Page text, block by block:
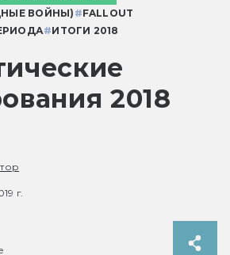
ВОЙНЫ) #FALLOUT
#ИТОГИ 2018
2018
г.